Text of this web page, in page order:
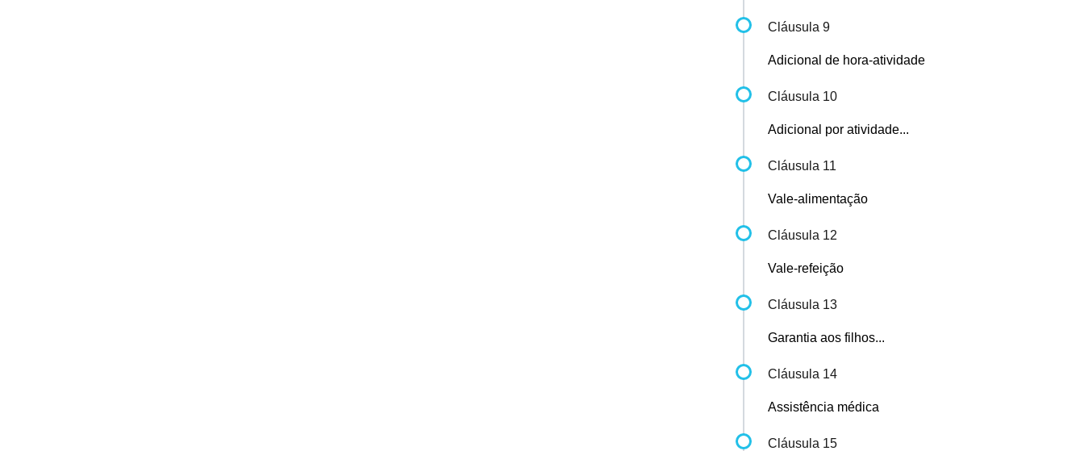
Cláusula 9
Adicional de hora-atividade
Cláusula 10
Adicional por atividade...
Cláusula 11
Vale-alimentação
Cláusula 12
Vale-refeição
Cláusula 13
Garantia aos filhos...
Cláusula 14
Assistência médica
Cláusula 15